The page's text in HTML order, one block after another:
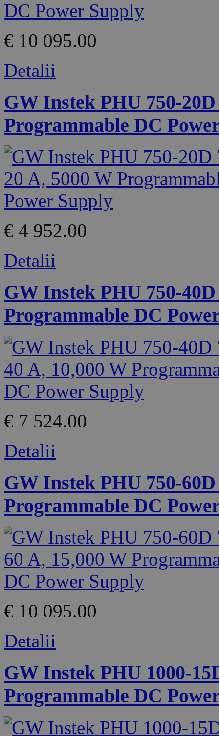
€ 10 095.00
Detalii
GW Instek PHU 750-
Programmable DC
€ 4 952.00
Detalii
GW Instek PHU 750-
Programmable DC
€ 7 524.00
Detalii
GW Instek PHU 750-
Programmable DC
€ 10 095.00
Detalii
GW Instek PHU 1000-
Programmable DC